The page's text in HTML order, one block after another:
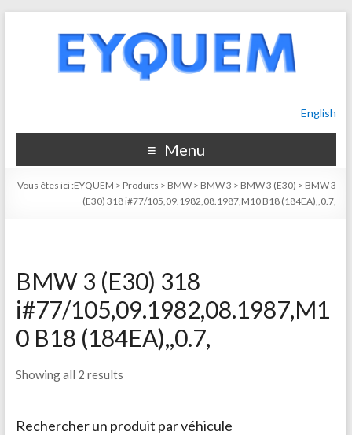
English
Menu
Vous êtes ici :EYQUEM > Produits > BMW > BMW 3 > BMW 3 (E30) > BMW 3
(E30) 318 i#77/105,09.1982,08.1987,M10 B18 (184EA),,0.7,
BMW 3 (E30) 318
i#77/105,09.1982,08.1987,M1
0 B18 (184EA),,0.7,
Showing all 2 results
Rechercher un produit par véhicule